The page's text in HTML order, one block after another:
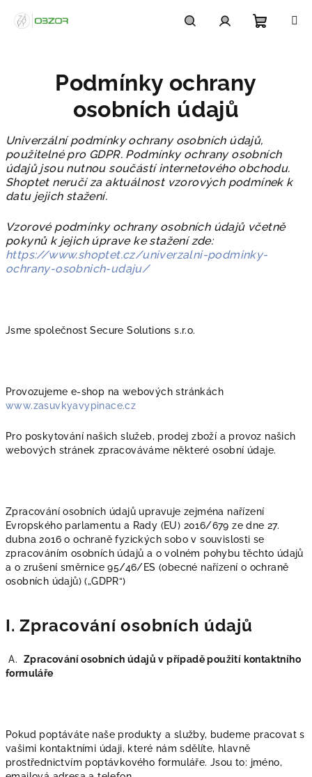
Podmínky ochrany
osobních údajů
Univerzální podmínky ochrany osobních údajů,
použitelné pro GDPR. Podmínky ochrany osobních
údajů jsou nutnou součástí internetového obchodu.
Shoptet neručí za aktuálnost vzorových podmínek k
datu jejich stažení.
Vzorové podmínky ochrany osobních údajů včetně
pokynů k jejich úprave ke stažení zde:
https://www.shoptet.cz/univerzalni-podminky-
ochrany-osobnich-udaju/
Jsme společnost Secure Solutions s.r.o.
Provozujeme e-shop na webových stránkách
www.zasuvkyavypinace.cz
Pro poskytování našich služeb, prodej zboží a provoz našich
webových stránek zpracováváme některé osobní údaje.
Zpracování osobních údajů upravuje zejména nařízení
Evropského parlamentu a Rady (EU) 2016/679 ze dne 27.
dubna 2016 o ochraně fyzických sobo v souvislosti se
zpracováním osobních údajů a o volném pohybu těchto údajů
a o zrušení směrnice 95/46/ES (obecné nařízení o ochraně
osobních údajů) („GDPR“)
I. Zpracování osobních údajů
A. Zpracování osobních údajů v případě použití kontaktního
formuláře
Pokud poptáváte naše produkty a služby, budeme pracovat s
vašimi kontaktními údaji, které nám sdělíte, hlavně
prostřednictvím poptávkového formuláře. Jsou to: jméno,